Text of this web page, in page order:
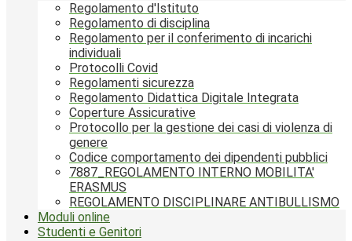
Regolamento d'Istituto
Regolamento di disciplina
Regolamento per il conferimento di incarichi
individuali
Protocolli Covid
Regolamenti sicurezza
Regolamento Didattica Digitale Integrata
Coperture Assicurative
Protocollo per la gestione dei casi di violenza di
genere
Codice comportamento dei dipendenti pubblici
7887_REGOLAMENTO INTERNO MOBILITA'
ERASMUS
REGOLAMENTO DISCIPLINARE ANTIBULLISMO
Moduli online
Studenti e Genitori